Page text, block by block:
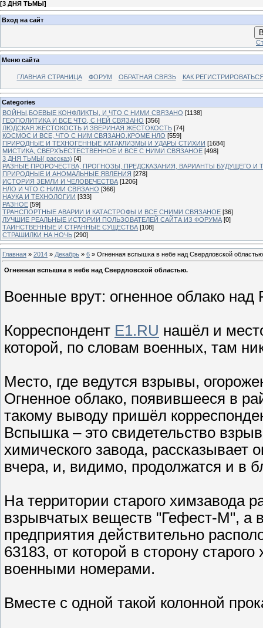
[3 ДНЯ ТЬМЫ]
Вход на сайт
Меню сайта
ГЛАВНАЯ СТРАНИЦА ФОРУМ ОБРАТНАЯ СВЯЗЬ КАК
Categories
ВОЙНЫ,БОЕВЫЕ КОНФЛИКТЫ, И ЧТО С НИМИ СВЯЗАНО [1138]
ГЕОПОЛИТИКА И ВСЕ ЧТО, С НЕЙ СВЯЗАНО [356]
ЛЮДСКАЯ ЖЕСТОКОСТЬ И ЗВЕРИНАЯ ЖЕСТОКОСТЬ [74]
КОСМОС И ВСЕ, ЧТО С НИМ СВЯЗАНО,КРОМЕ НЛО [559]
ПРИРОДНЫЕ И ТЕХНОГЕННЫЕ КАТАКЛИЗМЫ И УДАРЫ СТИХИИ [1684]
МИСТИКА, СВЕРХЪЕСТЕСТВЕННОЕ И ВСЕ С НИМИ СВЯЗАНОЕ [498]
3 ДНЯ ТЬМЫ( рассказ) [4]
РАЗНЫЕ ПРОРОЧЕСТВА, ПРОГНОЗЫ, ПРЕДСКАЗАНИЯ, ВАРИАНТЫ БУДУЩЕГО И
ПРИРОДНЫЕ И АНОМАЛЬНЫЕ ЯВЛЕНИЯ [278]
ИСТОРИЯ ЗЕМЛИ И ЧЕЛОВЕЧЕСТВА [1206]
НЛО И ЧТО С НИМИ СВЯЗАНО [366]
НАУКА И ТЕХНОЛОГИИ [333]
РАЗНОЕ [59]
ТРАНСПОРТНЫЕ АВАРИИ И КАТАСТРОФЫ И ВСЕ СНИМИ СВЯЗАНОЕ [36]
ЛУЧШИЕ РЕАЛЬНЫЕ ИСТОРИИ ПОЛЬЗОВАТЕЛЕЙ САЙТА ИЗ ФОРУМА [0]
ТАИНСТВЕННЫЕ И СТРАННЫЕ СУЩЕСТВА [108]
СТРАШИЛКИ НА НОЧЬ [290]
Главная » 2014 » Декабрь » 6 » Огненная вспышка в небе над Свердловской
Огненная вспышка в небе над Свердловской областью.
Военные врут: огненное облако
Корреспондент E1.RU нашёл и
которой, по словам военных, там
Место, где ведутся взрывы,
Огненное облако, появившееся в
такому выводу пришёл
Вспышка – это свидетельство
химического завода, рассказывает
вчера, и, видимо, продолжатся и в
На территории старого химзавода
взрывчатых веществ "Гефест-М", а в
предприятия действительно
63183, от которой в сторону
военными номерами.
Вместе с одной такой колонной